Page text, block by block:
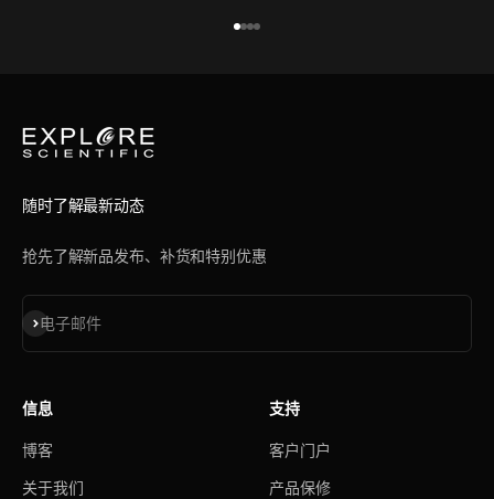
随时了解最新动态
抢先了解新品发布、补货和特别优惠
电子邮件
订阅
信息
博客
关于我们
支持
客户门户
产品保修